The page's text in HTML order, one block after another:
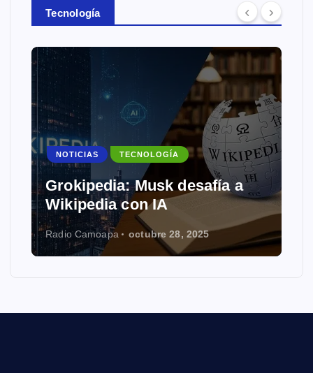
Tecnología
NOTICIAS TECNOLOGÍA
Grokipedia: Musk desafía a
Wikipedia con IA
Radio Camoapa octubre 28, 2025